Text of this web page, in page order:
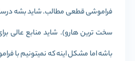
فراموشی قطعی مطالب. شاید بشه
سخت ترین هارو). شاید منابع عالی
باشه اما مشکل اینه که نمیتونیم با